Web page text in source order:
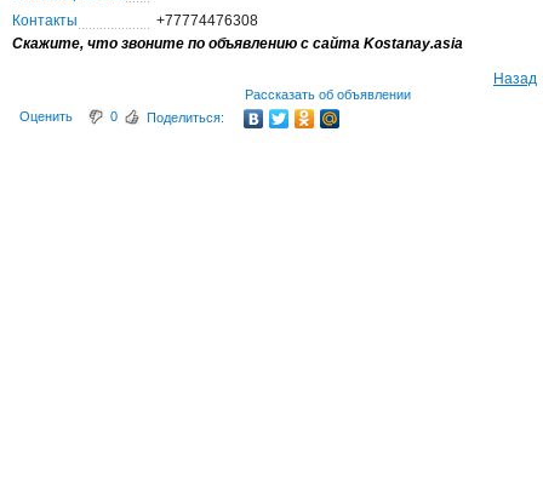
Контакты
+77774476308
Скажите, что звоните по объявлению с сайта Kostanay.asia
Назад
Рассказать об объявлении
Оценить
0 Поделиться: